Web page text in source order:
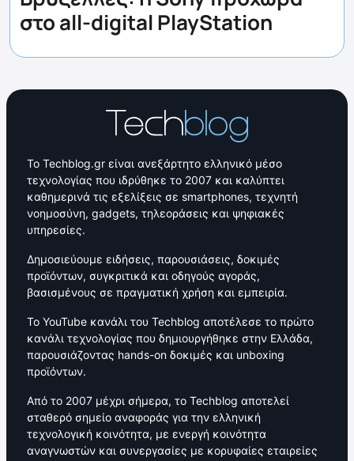
στο all-digital PlayStation
Το Techblog.gr είναι ανεξάρτητο ελληνικό μέσο
τεχνολογίας που ιδρύθηκε το 2007 και καλύπτει
καθημερινά τις εξελίξεις σε smartphones, τεχνητή
νοημοσύνη, gadgets, τηλεοράσεις και ψηφιακές
υπηρεσίες.
Δημοσιεύουμε ειδήσεις, παρουσιάσεις, δοκιμές
προϊόντων, συγκριτικά και οδηγούς αγοράς,
βασισμένους σε πραγματική χρήση και εμπειρία.
Το YouTube κανάλι του Techblog αποτέλεσε το πρώτο
κανάλι τεχνολογίας που δημιουργήθηκε στην Ελλάδα,
παρουσιάζοντας hands-on δοκιμές και unboxing
προϊόντων.
Από το 2007 μέχρι σήμερα, το Techblog αποτελεί
σταθερό σημείο αναφοράς για την ελληνική
τεχνολογική κοινότητα, με ενεργή κοινότητα
αναγνωστών και συνεργασίες με κορυφαίες εταιρείες